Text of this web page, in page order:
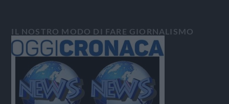
IL NOSTRO MODO DI FARE GIORNALISMO